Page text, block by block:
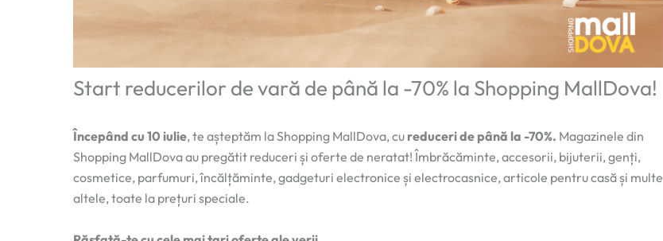
Start reducerilor de vară de până la -70% la Shopping MallDova!
Începând cu 10 iulie, te așteptăm la Shopping MallDova, cu reduceri de până la -70%. Magazinele din
Shopping MallDova au pregătit reduceri și oferte de neratat! Îmbrăcăminte, accesorii, bijuterii, genți,
cosmetice, parfumuri, încălțăminte, gadgeturi electronice și electrocasnice, articole pentru casă și multe
altele, toate la prețuri speciale.